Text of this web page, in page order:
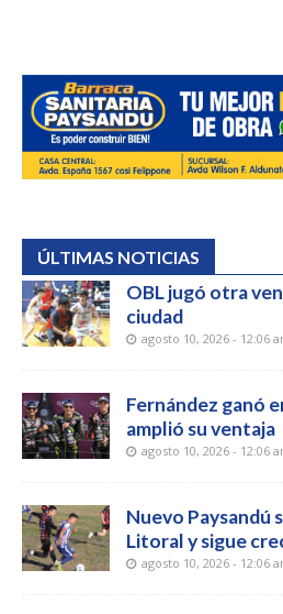
ÚLTIMAS NOTICIAS
OBL jugó otra
ciudad
agosto 10, 2026 - 12:06
Fernández ganó
amplió su ventaja
agosto 10, 2026 - 12:06
Nuevo Paysandú
Litoral y sigue
agosto 10, 2026 - 12:06